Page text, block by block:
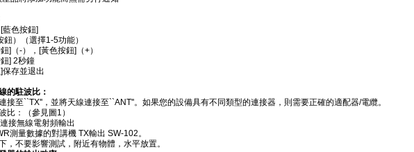
藍色按鈕]
鈕）（選擇1-5功能）
]（-），[黃色按鈕]（+）
] 2秒鐘
保存並退出
的駐波比：
接至``TX''，並將天線連接至``ANT''。如果您的設備具有不同類型的連接器，則需要正確的適配器/電纜。
比：（參見圖1）
接無線電射頻輸出
測量數據的對講機 TX輸出 SW-102。
，不要影響測試，附近有物體，水平放置。